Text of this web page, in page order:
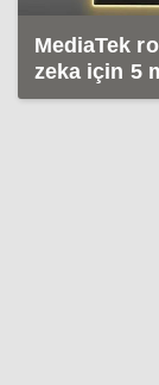
MediaTek
zeka için 5